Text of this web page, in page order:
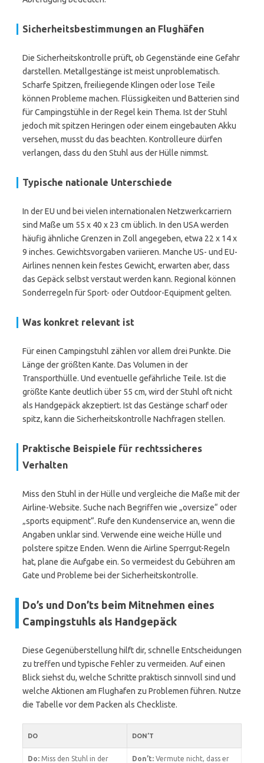
Sicherheitsbestimmungen an Flughäfen
Die Sicherheitskontrolle prüft, ob Gegenstände eine Gefahr
darstellen. Metallgestänge ist meist unproblematisch.
Scharfe Spitzen, freiliegende Klingen oder lose Teile
können Probleme machen. Flüssigkeiten und Batterien sind
für Campingstühle in der Regel kein Thema. Ist der Stuhl
jedoch mit spitzen Heringen oder einem eingebauten Akku
versehen, musst du das beachten. Kontrolleure dürfen
verlangen, dass du den Stuhl aus der Hülle nimmst.
Typische nationale Unterschiede
In der EU und bei vielen internationalen Netzwerkcarriern
sind Maße um 55 x 40 x 23 cm üblich. In den USA werden
häufig ähnliche Grenzen in Zoll angegeben, etwa 22 x 14 x
9 inches. Gewichtsvorgaben variieren. Manche US- und EU-
Airlines nennen kein festes Gewicht, erwarten aber, dass
das Gepäck selbst verstaut werden kann. Regional können
Sonderregeln für Sport- oder Outdoor-Equipment gelten.
Was konkret relevant ist
Für einen Campingstuhl zählen vor allem drei Punkte. Die
Länge der größten Kante. Das Volumen in der
Transporthülle. Und eventuelle gefährliche Teile. Ist die
größte Kante deutlich über 55 cm, wird der Stuhl oft nicht
als Handgepäck akzeptiert. Ist das Gestänge scharf oder
spitz, kann die Sicherheitskontrolle Nachfragen stellen.
Praktische Beispiele für rechtssicheres
Verhalten
Miss den Stuhl in der Hülle und vergleiche die Maße mit der
Airline-Website. Suche nach Begriffen wie „oversize“ oder
„sports equipment“. Rufe den Kundenservice an, wenn die
Angaben unklar sind. Verwende eine weiche Hülle und
polstere spitze Enden. Wenn die Airline Sperrgut-Regeln
hat, plane die Aufgabe ein. So vermeidest du Gebühren am
Gate und Probleme bei der Sicherheitskontrolle.
Do’s und Don’ts beim Mitnehmen eines
Campingstuhls als Handgepäck
Diese Gegenüberstellung hilft dir, schnelle Entscheidungen
zu treffen und typische Fehler zu vermeiden. Auf einen
Blick siehst du, welche Schritte praktisch sinnvoll sind und
welche Aktionen am Flughafen zu Problemen führen. Nutze
die Tabelle vor dem Packen als Checkliste.
DO DON’T
Do: Miss den Stuhl in der
Don’t: Vermute nicht, dass er